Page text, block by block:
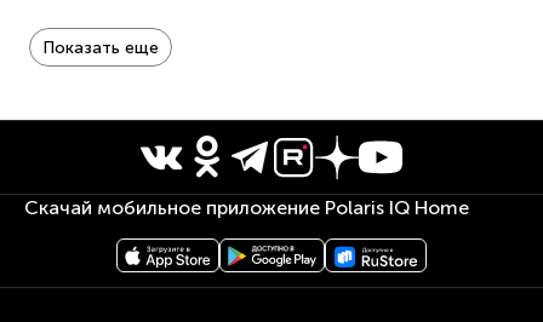
Кончики щетинок закруглены для бережного очищения
эмали.
Замену насадок необходимо производить по мере
Показать еще
Скачай мобильное приложение Polaris IQ Home